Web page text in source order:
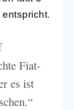
Fiat-
es ist